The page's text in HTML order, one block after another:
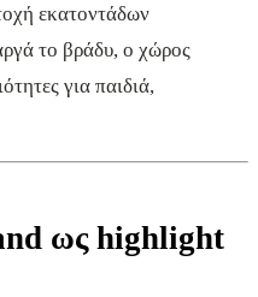
εκατοντάδων
το βράδυ, ο χώρος
για παιδιά,
ως highlight